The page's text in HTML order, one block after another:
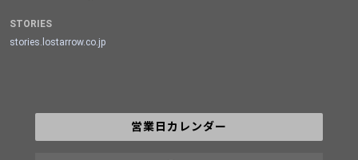
STORIES
stories.lostarrow.co.jp
営業日カレンダー